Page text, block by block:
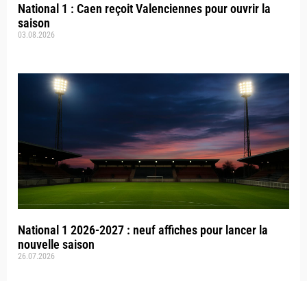
National 1 : Caen reçoit Valenciennes pour ouvrir la
saison
03.08.2026
National 1 2026-2027 : neuf affiches pour lancer la
nouvelle saison
26.07.2026